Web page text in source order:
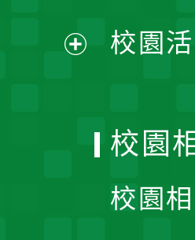
單
校園
校園
校園